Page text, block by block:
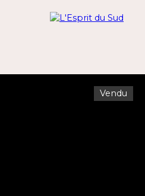
Vendu